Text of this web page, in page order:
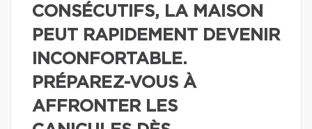
CONSÉCUTIFS, LA MAISON
PEUT RAPIDEMENT DEVENIR
INCONFORTABLE.
PRÉPAREZ-VOUS À
AFFRONTER LES